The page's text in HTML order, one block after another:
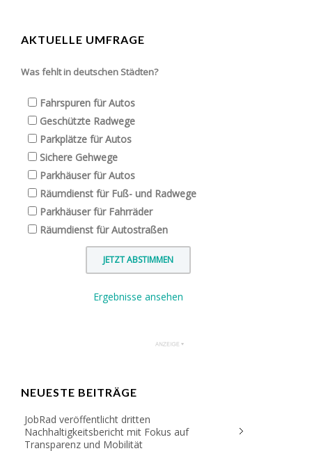
AKTUELLE UMFRAGE
Was fehlt in deutschen Städten?
Fahrspuren für Autos
Geschützte Radwege
Parkplätze für Autos
Sichere Gehwege
Parkhäuser für Autos
Räumdienst für Fuß- und Radwege
Parkhäuser für Fahrräder
Räumdienst für Autostraßen
Ergebnisse ansehen
NEUESTE BEITRÄGE
JobRad veröffentlicht dritten
Nachhaltigkeitsbericht mit Fokus auf
Transparenz und Mobilität